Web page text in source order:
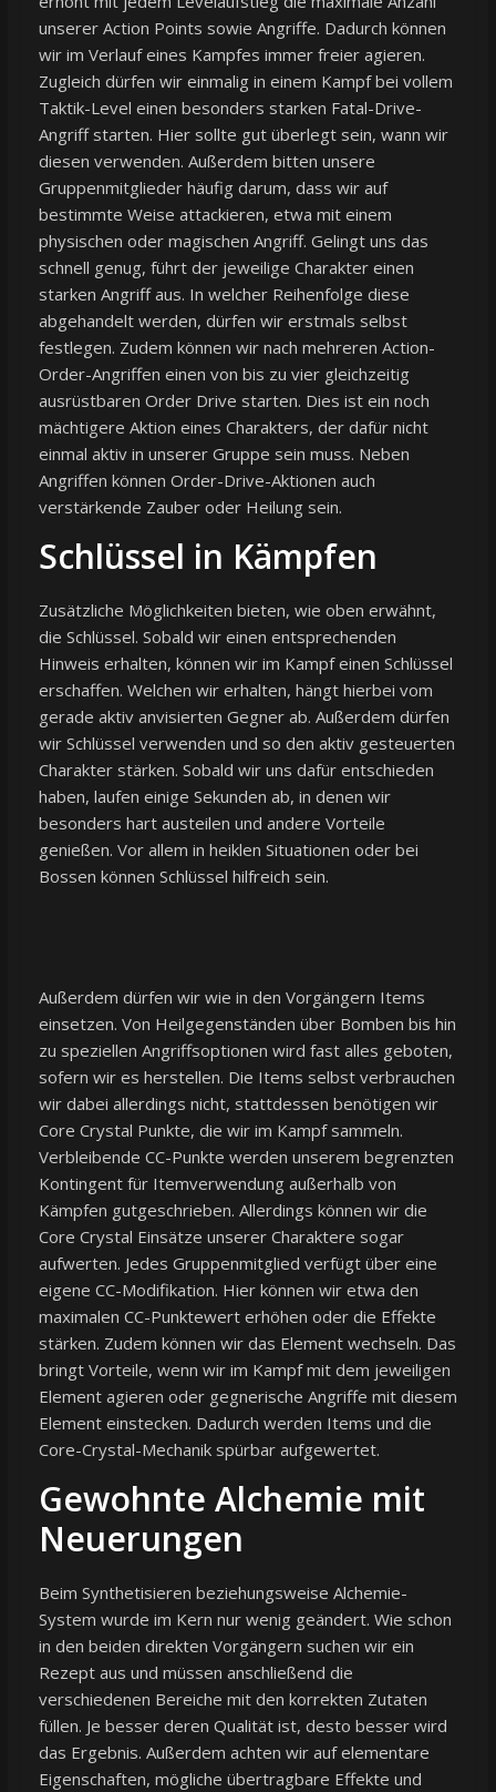
unserer Action Points sowie Angriffe. Dadurch können
wir im Verlauf eines Kampfes immer freier agieren.
Zugleich dürfen wir einmalig in einem Kampf bei vollem
Taktik-Level einen besonders starken Fatal-Drive-
Angriff starten. Hier sollte gut überlegt sein, wann wir
diesen verwenden. Außerdem bitten unsere
Gruppenmitglieder häufig darum, dass wir auf
bestimmte Weise attackieren, etwa mit einem
physischen oder magischen Angriff. Gelingt uns das
schnell genug, führt der jeweilige Charakter einen
starken Angriff aus. In welcher Reihenfolge diese
abgehandelt werden, dürfen wir erstmals selbst
festlegen. Zudem können wir nach mehreren Action-
Order-Angriffen einen von bis zu vier gleichzeitig
ausrüstbaren Order Drive starten. Dies ist ein noch
mächtigere Aktion eines Charakters, der dafür nicht
einmal aktiv in unserer Gruppe sein muss. Neben
Angriffen können Order-Drive-Aktionen auch
verstärkende Zauber oder Heilung sein.
Schlüssel in Kämpfen
Zusätzliche Möglichkeiten bieten, wie oben erwähnt,
die Schlüssel. Sobald wir einen entsprechenden
Hinweis erhalten, können wir im Kampf einen Schlüssel
erschaffen. Welchen wir erhalten, hängt hierbei vom
gerade aktiv anvisierten Gegner ab. Außerdem dürfen
wir Schlüssel verwenden und so den aktiv gesteuerten
Charakter stärken. Sobald wir uns dafür entschieden
haben, laufen einige Sekunden ab, in denen wir
besonders hart austeilen und andere Vorteile
genießen. Vor allem in heiklen Situationen oder bei
Bossen können Schlüssel hilfreich sein.
Außerdem dürfen wir wie in den Vorgängern Items
einsetzen. Von Heilgegenständen über Bomben bis hin
zu speziellen Angriffsoptionen wird fast alles geboten,
sofern wir es herstellen. Die Items selbst verbrauchen
wir dabei allerdings nicht, stattdessen benötigen wir
Core Crystal Punkte, die wir im Kampf sammeln.
Verbleibende CC-Punkte werden unserem begrenzten
Kontingent für Itemverwendung außerhalb von
Kämpfen gutgeschrieben. Allerdings können wir die
Core Crystal Einsätze unserer Charaktere sogar
aufwerten. Jedes Gruppenmitglied verfügt über eine
eigene CC-Modifikation. Hier können wir etwa den
maximalen CC-Punktewert erhöhen oder die Effekte
stärken. Zudem können wir das Element wechseln. Das
bringt Vorteile, wenn wir im Kampf mit dem jeweiligen
Element agieren oder gegnerische Angriffe mit diesem
Element einstecken. Dadurch werden Items und die
Core-Crystal-Mechanik spürbar aufgewertet.
Gewohnte Alchemie mit
Neuerungen
Beim Synthetisieren beziehungsweise Alchemie-
System wurde im Kern nur wenig geändert. Wie schon
in den beiden direkten Vorgängern suchen wir ein
Rezept aus und müssen anschließend die
verschiedenen Bereiche mit den korrekten Zutaten
füllen. Je besser deren Qualität ist, desto besser wird
das Ergebnis. Außerdem achten wir auf elementare
Eigenschaften, mögliche übertragbare Effekte und